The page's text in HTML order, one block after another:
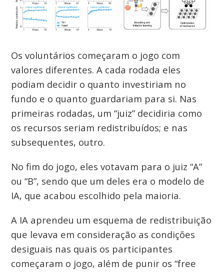
Os voluntários começaram o jogo com
valores diferentes. A cada rodada eles
podiam decidir o quanto investiriam no
fundo e o quanto guardariam para si. Nas
primeiras rodadas, um “juiz” decidiria como
os recursos seriam redistribuídos; e nas
subsequentes, outro.
No fim do jogo, eles votavam para o juiz “A”
ou “B”, sendo que um deles era o modelo de
IA, que acabou escolhido pela maioria.
A IA aprendeu um esquema de redistribuição
que levava em consideração as condições
desiguais nas quais os participantes
começaram o jogo, além de punir os “free